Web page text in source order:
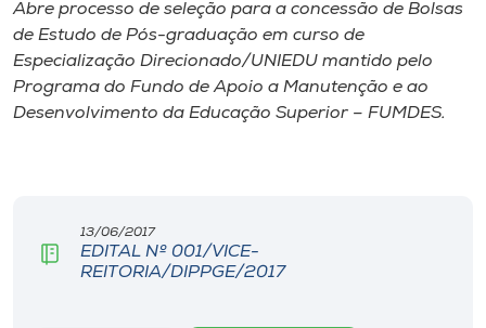
Diplomados
Cultura
Editora
Abre processo de seleção para a concessão de Bolsas
de Estudo de Pós-graduação em curso de
Especialização Direcionado/UNIEDU mantido pelo
Programa do Fundo de Apoio a Manutenção e ao
Desenvolvimento da Educação Superior – FUMDES.
13/06/2017
EDITAL Nº 001/VICE-
REITORIA/DIPPGE/2017